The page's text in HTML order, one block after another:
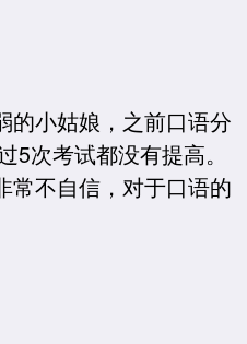
的小姑娘，之前口语分
5次考试都没有提高。
常不自信，对于口语的